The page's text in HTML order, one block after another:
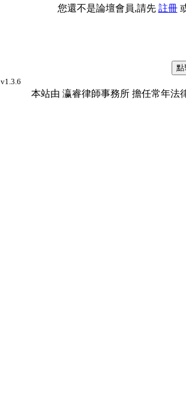
您還不是論壇會員,請先 註冊
v1.3.6
本站由 瀛睿律師事務所 擔任常年法